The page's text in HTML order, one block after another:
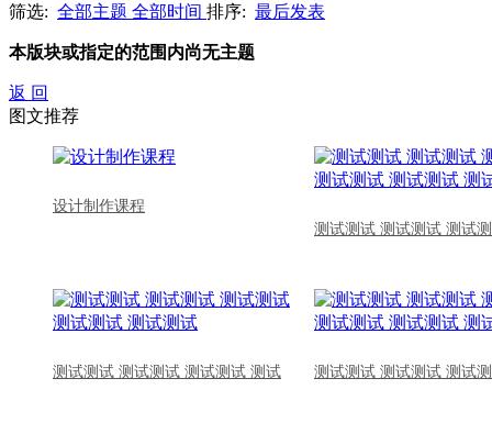
筛选: 全部主题 全部时间 排序: 最后发表
本版块或指定的范围内尚无主题
返 回
图文推荐
设计制作课程
测试测试 测试测试 测试
测试测试 测试测试 测试测试 测试 测试测试 测试测试 测试